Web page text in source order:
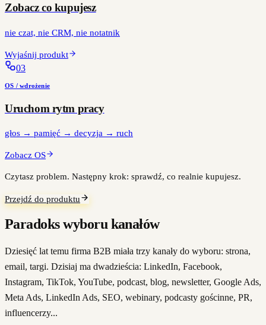
Zobacz co kupujesz
nie czat, nie CRM, nie notatnik
Wyjaśnij produkt
03
OS / wdrożenie
Uruchom rytm pracy
głos → pamięć → decyzja → ruch
Zobacz OS
Czytasz problem. Następny krok: sprawdź, co realnie kupujesz.
Przejdź do produktu
Paradoks wyboru kanałów
Dziesięć lat temu firma B2B miała trzy kanały do wyboru: strona,
email, targi. Dzisiaj ma dwadzieścia: LinkedIn, Facebook,
Instagram, TikTok, YouTube, podcast, blog, newsletter, Google Ads,
Meta Ads, LinkedIn Ads, SEO, webinary, podcasty gościnne, PR,
influencerzy...